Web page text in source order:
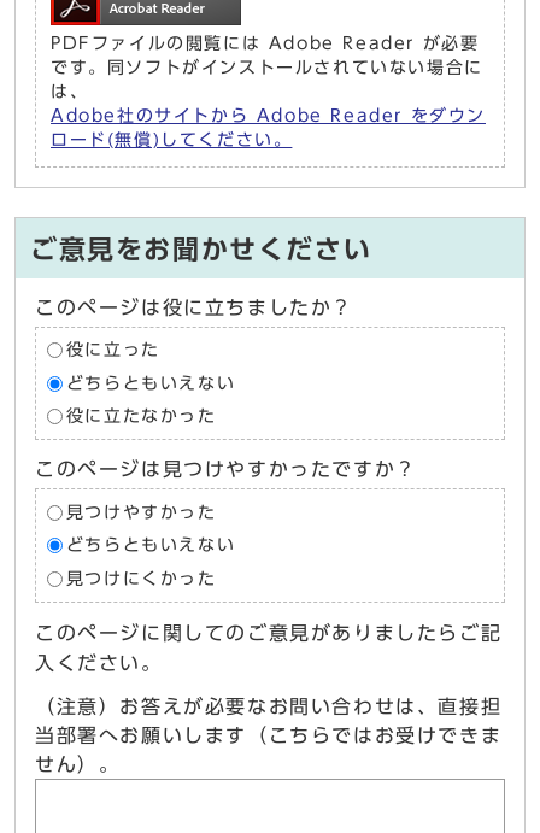
PDFファイルの閲覧には Adobe Reader が必要
です。同ソフトがインストールされていない場合に
は、
Adobe社のサイトから Adobe Reader をダウン
ロード(無償)してください。
ご意見をお聞かせください
このページは役に立ちましたか？
役に立った
どちらともいえない
役に立たなかった
このページは見つけやすかったですか？
見つけやすかった
どちらともいえない
見つけにくかった
このページに関してのご意見がありましたらご記
入ください。
（注意）お答えが必要なお問い合わせは、直接担
当部署へお願いします（こちらではお受けできま
せん）。